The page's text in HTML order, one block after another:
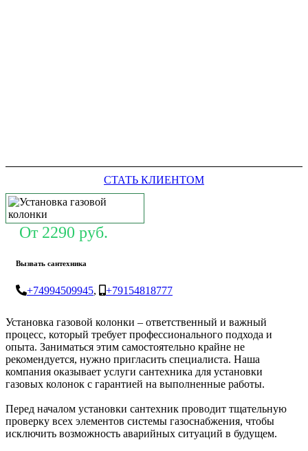
СТАТЬ КЛИЕНТОМ
От 2290 руб.
Вызвать сантехника
+74994509945, +79154818777
Установка газовой колонки – ответственный и важный
процесс, который требует профессионального подхода и
опыта. Заниматься этим самостоятельно крайне не
рекомендуется, нужно пригласить специалиста. Наша
компания оказывает услуги сантехника для установки
газовых колонок с гарантией на выполненные работы.
Перед началом установки сантехник проводит тщательную
проверку всех элементов системы газоснабжения, чтобы
исключить возможность аварийных ситуаций в будущем.